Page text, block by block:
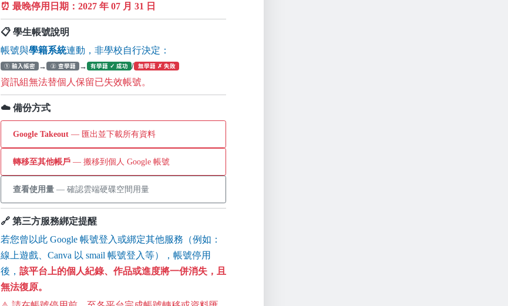
⏰ 最晚停用日期： 2027 年 07 月 31 日
📋 學生帳號說明
帳號與學籍系統連動，非學校自行決定：
① 輸入帳密 → ② 查學籍 → 有學籍 ✓ 成功 / 無學籍 ✗ 失敗
資訊組無法替個人保留已失效帳號。
☁️ 備份方式
Google Takeout — 匯出並下載所有資料
轉移至其他帳戶 — 搬移到個人 Google 帳號
查看使用量 — 確認雲端硬碟空間用量
🔗 第三方服務綁定提醒
若您曾以此 Google 帳號登入或綁定其他服務（例如：
線上遊戲、Canva 以 smail 帳號登入等），帳號停用
後， 該平台上的個人紀錄、作品或進度將一併消失，且
無法復原。